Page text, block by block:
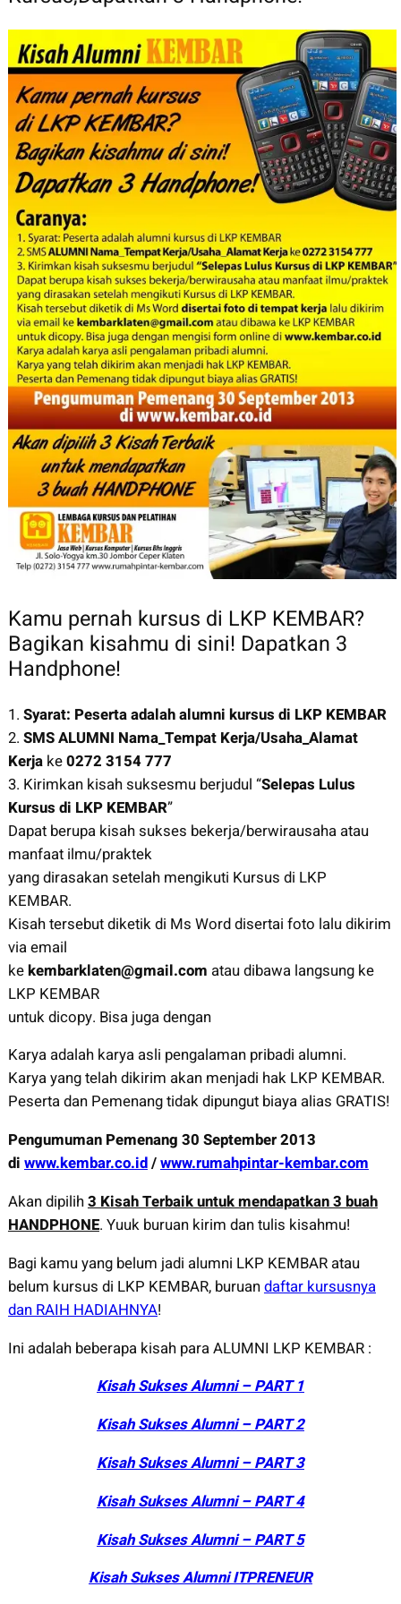
Kamu pernah kursus di LKP KEMBAR?
Bagikan kisahmu di sini! Dapatkan 3
Handphone!
1. Syarat: Peserta adalah alumni kursus di LKP KEMBAR
2. SMS ALUMNI Nama_Tempat Kerja/Usaha_Alamat
Kerjake0272 3154 777
3. Kirimkan kisah suksesmu berjudul “Selepas Lulus
Kursus di LKP KEMBAR”
Dapat berupa kisah sukses bekerja/berwirausaha atau
manfaat ilmu/praktek
yang dirasakan setelah mengikuti Kursus di LKP
KEMBAR.
Kisah tersebut diketik di Ms Word disertai foto lalu dikirim
via email
kekembarklaten@gmail.com atau dibawa langsung ke
LKP KEMBAR
untuk dicopy. Bisa juga dengan
Karya adalah karya asli pengalaman pribadi alumni.
Karya yang telah dikirim akan menjadi hak LKP KEMBAR.
Peserta dan Pemenang tidak dipungut biaya alias GRATIS!
Pengumuman Pemenang 30 September 2013
di www.kembar.co.id/www.rumahpintar-kembar.com
Akan dipilih3 Kisah Terbaik untuk mendapatkan 3 buah
HANDPHONE. Yuuk buruan kirim dan tulis kisahmu!
Bagi kamu yang belum jadi alumni LKP KEMBAR atau
belum kursus di LKP KEMBAR, buruandaftar kursusnya
dan RAIH HADIAHNYA!
Ini adalah beberapa kisah para ALUMNI LKP KEMBAR :
Kisah Sukses Alumni – PART 1
Kisah Sukses Alumni – PART 2
Kisah Sukses Alumni – PART 3
Kisah Sukses Alumni – PART 4
Kisah Sukses Alumni – PART 5
Kisah Sukses Alumni ITPRENEUR